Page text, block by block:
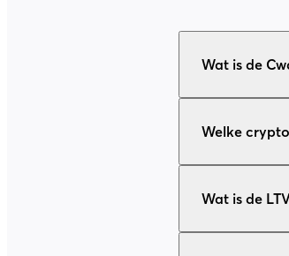
Wat is de
Welke
Wat is de